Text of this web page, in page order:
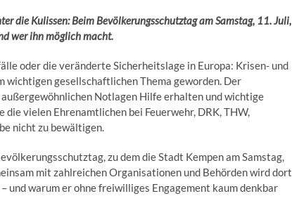
die Kulissen: Beim Bevölkerungsschutztag am Samstag, 11. Juli,
wer ihn möglich macht.
oder die veränderte Sicherheitslage in Europa: Krisen- und
wichtigen gesellschaftlichen Thema geworden. Der
Notlagen Hilfe erhalten und wichtige
vielen Ehrenamtlichen bei Feuerwehr, DRK, THW,
nicht zu bewältigen.
zu dem die Stadt Kempen am Samstag,
mit zahlreichen Organisationen und Behörden wird dort
und warum er ohne freiwilliges Engagement kaum denkbar